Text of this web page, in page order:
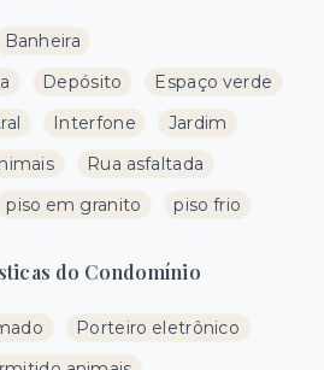
Banheira
Depósito
Espaço verde
Interfone
Jardim
Rua asfaltada
piso em granito piso frio
do Condomínio
Porteiro eletrônico